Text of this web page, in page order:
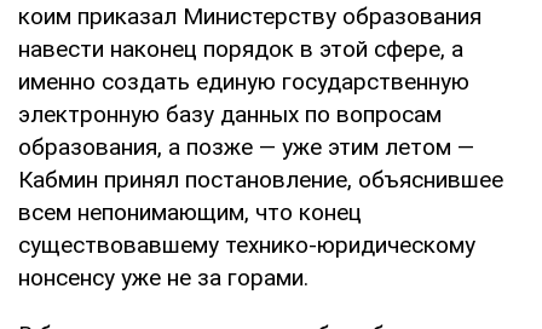
коим приказал Министерству образования
навести наконец порядок в этой сфере, а
именно создать единую государственную
электронную базу данных по вопросам
образования, а позже — уже этим летом —
Кабмин принял постановление, объяснившее
всем непонимающим, что конец
существовавшему технико-юридическому
нонсенсу уже не за горами.